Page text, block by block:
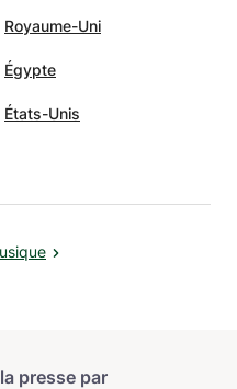
Royaume-Uni
Égypte
États-Unis
presse par